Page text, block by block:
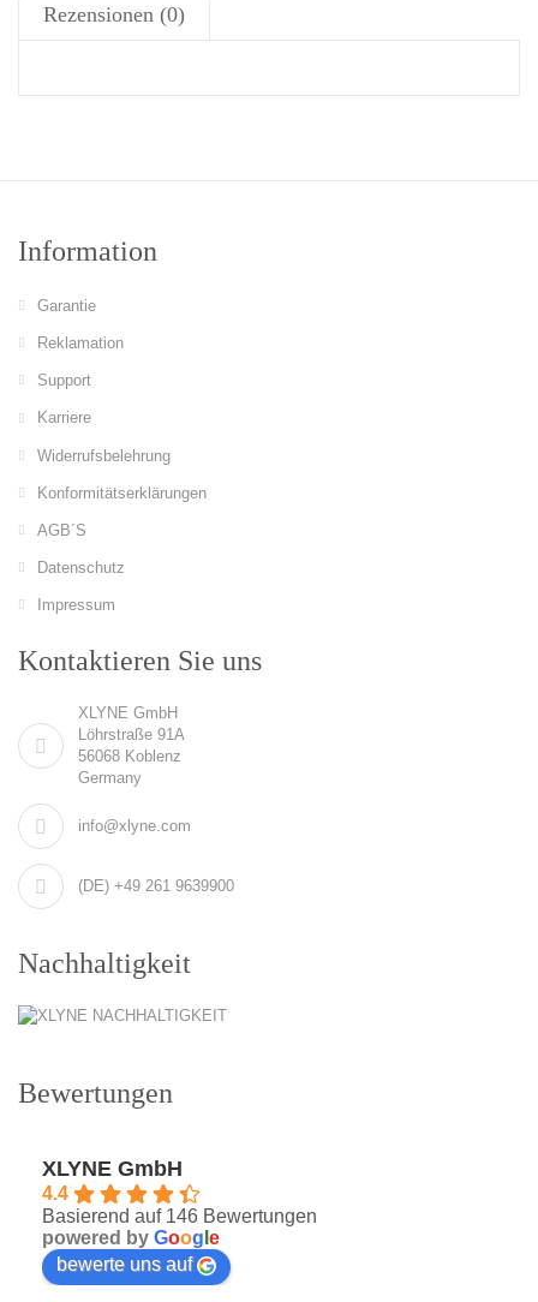
Rezensionen (0)
Information
Garantie
Reklamation
Support
Karriere
Widerrufsbelehrung
Konformitätserklärungen
AGB´S
Datenschutz
Impressum
Kontaktieren Sie uns
XLYNE GmbH
Löhrstraße 91A
56068 Koblenz
Germany
info@xlyne.com
(DE) +49 261 9639900
Nachhaltigkeit
Bewertungen
XLYNE GmbH
4.4
Basierend auf 146 Bewertungen
powered by Goog e
bewerte uns auf